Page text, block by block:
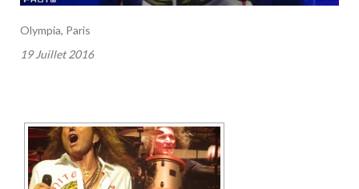
Olympia, Paris
19 Juillet 2016